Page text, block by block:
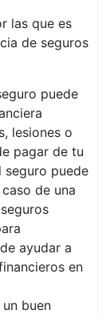
las que es
de seguros
puede
lesiones o
pagar de tu
puede
de una
ayudar a
en
buen